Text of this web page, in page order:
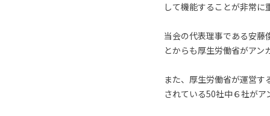
して機能することが非常に
当会の代表理事である安藤
とからも厚生労働省がア
また、厚生労働省が運営
されている50社中６社が